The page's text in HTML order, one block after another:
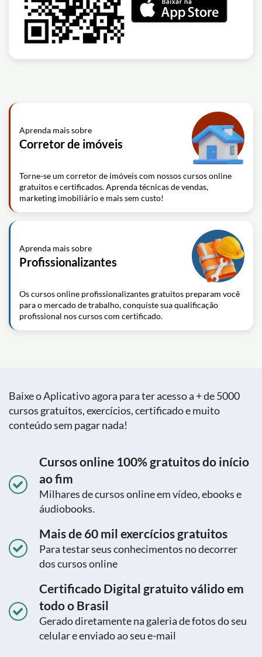
Aprenda mais sobre
Corretor de imóveis
Torne-se um corretor de imóveis com nossos cursos online
gratuitos e certificados. Aprenda técnicas de vendas,
marketing imobiliário e mais sem custo!
Aprenda mais sobre
Profissionalizantes
Os cursos online profissionalizantes gratuitos preparam você
para o mercado de trabalho, conquiste sua qualificação
profissional nos cursos com certificado.
Baixe o Aplicativo agora para ter acesso a + de 5000
cursos gratuitos, exercícios, certificado e muito
conteúdo sem pagar nada!
Cursos online 100% gratuitos do início
ao fim
Milhares de cursos online em vídeo, ebooks e
áudiobooks.
Mais de 60 mil exercícios gratuitos
Para testar seus conhecimentos no decorrer
dos cursos online
Certificado Digital gratuito válido em
todo o Brasil
Gerado diretamente na galeria de fotos do seu
celular e enviado ao seu e-mail